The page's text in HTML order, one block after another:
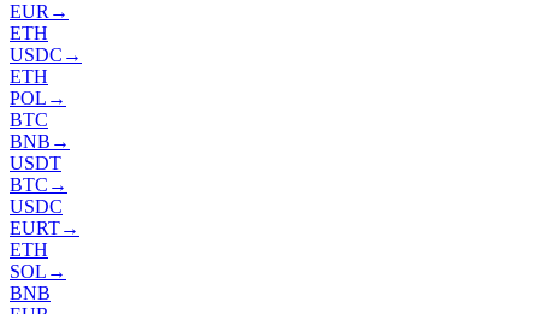
EUR →
ETH
USDC →
ETH
POL →
BTC
BNB →
USDT
BTC →
USDC
EURT→
ETH
SOL →
BNB